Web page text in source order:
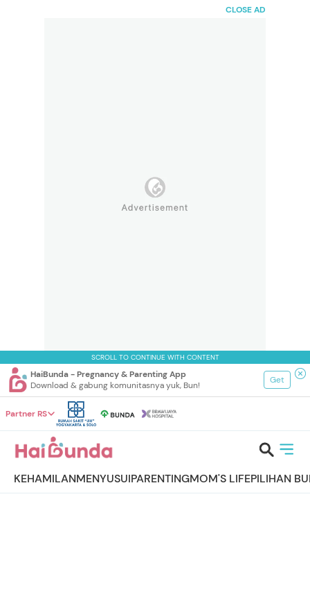
CLOSE AD
SCROLL TO CONTINUE WITH CONTENT
HaiBunda - Pregnancy & Parenting App
Download & gabung komunitasnya yuk, Bun!
Get
Partner RS
KEHAMILANMENYUSUIPARENTINGMOM'S LIFEPILIHAN